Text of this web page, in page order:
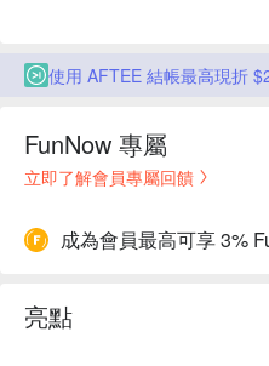
使用 AFTEE 結帳最高現折
FunNow 專屬
立即了解會員專屬回饋
成為會員最高可享 3%
亮點